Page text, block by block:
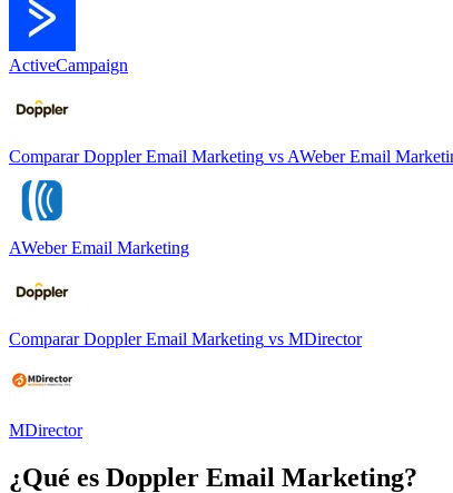
ActiveCampaign
Comparar Doppler Email Marketing vs AWeber Email
AWeber Email Marketing
Comparar Doppler Email Marketing vs MDirector
MDirector
¿Qué es Doppler Email Marketing?